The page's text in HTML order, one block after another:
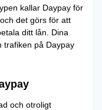
kallar Daypay för
det görs för att
ditt lån. Dina
trafiken på Daypay
och otroligt